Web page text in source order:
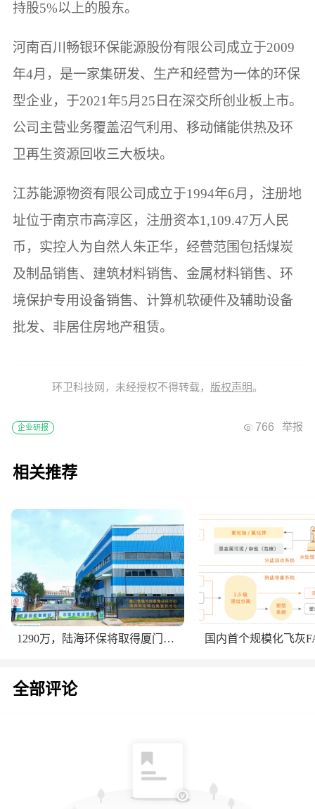
持股5%以上的股东。
河南百川畅银环保能源股份有限公司成立于2009
年4月，是一家集研发、生产和经营为一体的环保
型企业，于2021年5月25日在深交所创业板上市。
公司主营业务覆盖沼气利用、移动储能供热及环
卫再生资源回收三大板块。
江苏能源物资有限公司成立于1994年6月，注册地
址位于南京市高淳区，注册资本1,109.47万人民
币，实控人为自然人朱正华，经营范围包括煤炭
及制品销售、建筑材料销售、金属材料销售、环
境保护专用设备销售、计算机软硬件及辅助设备
批发、非居住房地产租赁。
环卫科技网，未经授权不得转载， 版权声明。
企业研报 举报
766
相关推荐
1290万，陆海环保将取得厦门低值可回收物分拣中心控股权
全部评论